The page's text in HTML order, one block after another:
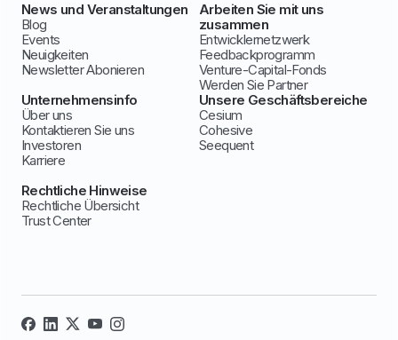
News und Veranstaltungen
Blog
Events
Neuigkeiten
Newsletter Abonieren
Arbeiten Sie mit uns
zusammen
Entwicklernetzwerk
Feedbackprogramm
Venture-Capital-Fonds
Werden Sie Partner
Unternehmensinfo
Über uns
Kontaktieren Sie uns
Investoren
Karriere
Unsere Geschäftsbereiche
Cesium
Cohesive
Seequent
Rechtliche Hinweise
Rechtliche Übersicht
Trust Center